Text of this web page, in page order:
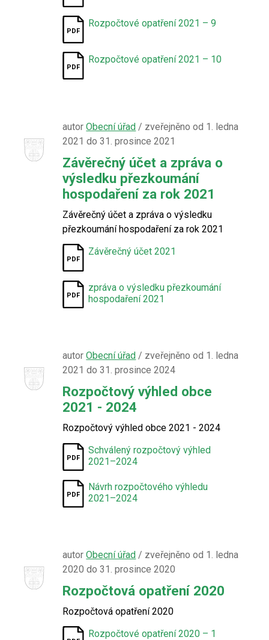
Rozpočtové opatření 2021 – 9
Rozpočtové opatření 2021 – 10
autorObecní úřad / zveřejněno od 1. ledna
2021 do 31. prosince 2021
Závěrečný účet a zpráva o
výsledku přezkoumání
hospodaření za rok 2021
Závěrečný účet a zpráva o výsledku
přezkoumání hospodaření za rok 2021
Závěrečný účet 2021
zpráva o výsledku přezkoumání
hospodaření 2021
autorObecní úřad / zveřejněno od 1. ledna
2021 do 31. prosince 2024
Rozpočtový výhled obce
2021 - 2024
Rozpočtový výhled obce 2021 - 2024
Schválený rozpočtový výhled
2021–2024
Návrh rozpočtového výhledu
2021–2024
autorObecní úřad / zveřejněno od 1. ledna
2020 do 31. prosince 2020
Rozpočtová opatření 2020
Rozpočtová opatření 2020
Rozpočtové opatření 2020 – 1